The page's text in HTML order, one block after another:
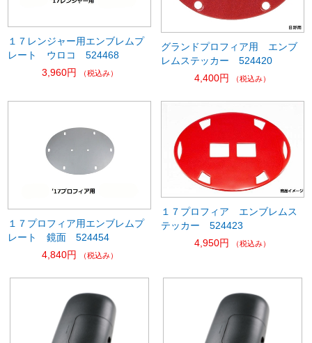
１７レンジャー用エンブレムプ
レート ウロコ 524468
3,960円
（税込み）
グランドプロフィア用 エンブ
レムステッカー 524420
4,400円
（税込み）
１７プロフィア用エンブレムプ
レート 鏡面 524454
4,840円
（税込み）
１７プロフィア エンブレムス
テッカー 524423
4,950円
（税込み）